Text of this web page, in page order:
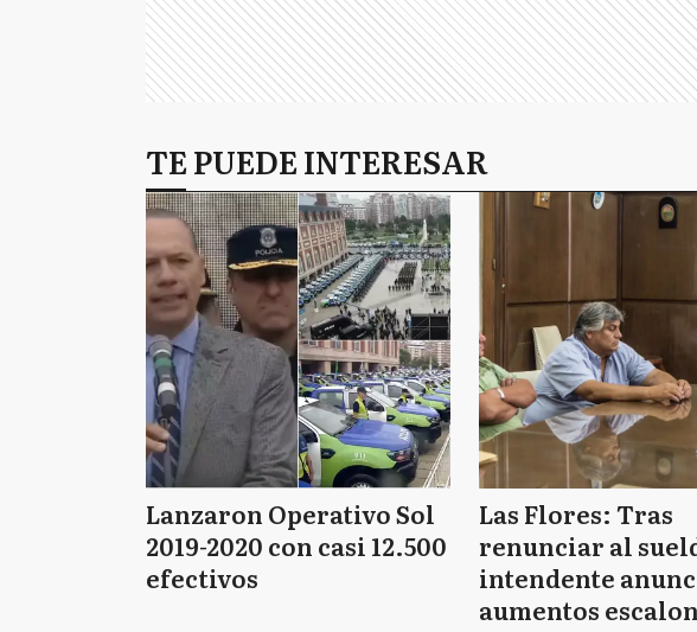
TE PUEDE INTERESAR
Lanzaron Operativo Sol
2019-2020 con casi 12.500
efectivos
Las Flores: Tras
renunciar al
intendente
aumentos